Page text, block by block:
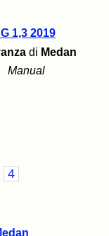
1,3 2019
di Medan
Manual
4